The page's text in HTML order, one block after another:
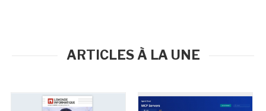
ARTICLES À LA UNE